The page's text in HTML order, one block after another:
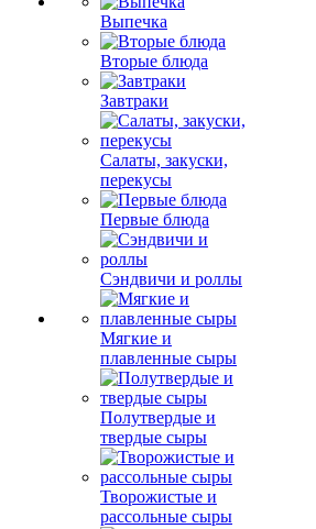
Выпечка
Вторые блюда
Завтраки
Салаты, закуски,
перекусы
Первые блюда
Сэндвичи и роллы
Мягкие и
плавленные сыры
Полутвердые и
твердые сыры
Творожистые и
рассольные сыры